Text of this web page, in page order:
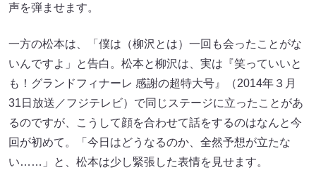
声を弾ませます。
一方の松本は、「僕は（柳沢とは）一回も会ったことがな
いんですよ」と告白。松本と柳沢は、実は『笑っていいと
も！グランドフィナーレ 感謝の超特大号』（2014年３月
31日放送／フジテレビ）で同じステージに立ったことがあ
るのですが、こうして顔を合わせて話をするのはなんと今
回が初めて。「今日はどうなるのか、全然予想が立たな
い……」と、松本は少し緊張した表情を見せます。